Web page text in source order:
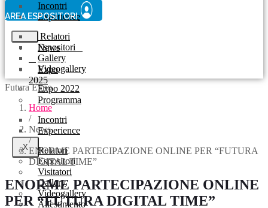
Incontri
Experience
Relatori
Espositori
Gallery
Videogallery
Expo 2022
X
AREA ESPOSITORI
News
Expo
2025
Programma
Incontri
Experience
Relatori
Espositori
Visitatori
Gallery
Videogallery
Allestimento
Futura Expo
Home
/
News
/
ENORME PARTECIPAZIONE ONLINE PER “FUTURA
DIGITAL TIME”
ENORME PARTECIPAZIONE ONLINE
PER “FUTURA DIGITAL TIME”